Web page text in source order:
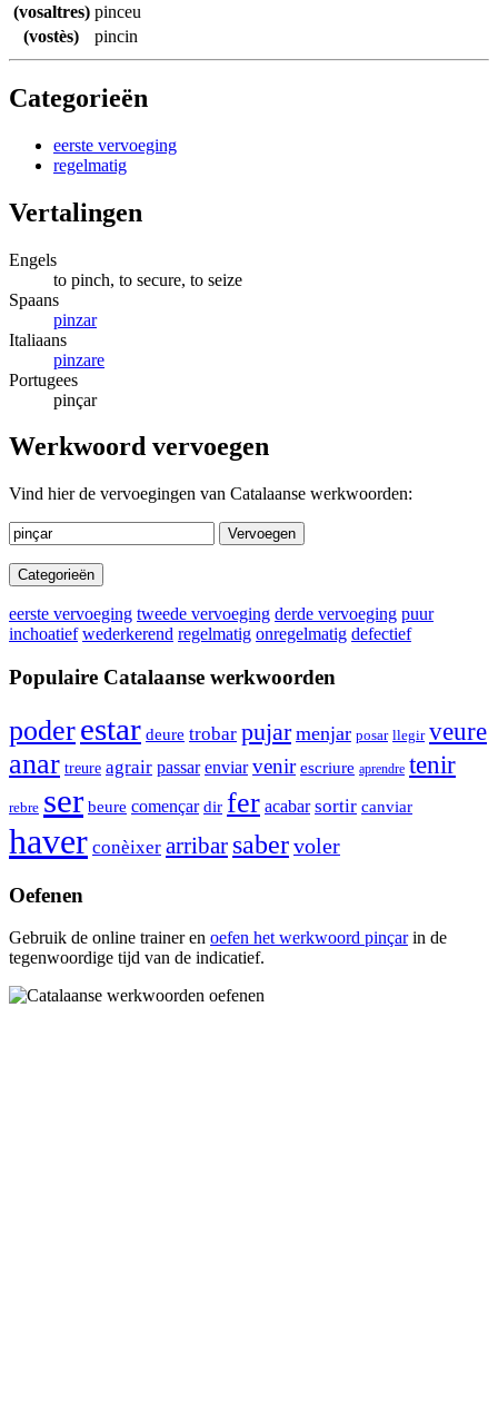
(vosaltres) pinceu
(vostès)
pincin
Categorieën
eerste vervoeging
regelmatig
Vertalingen
Engels
to pinch, to secure, to seize
Spaans
pinzar
Italiaans
pinzare
Portugees
pinçar
Werkwoord vervoegen
Vind hier de vervoegingen van Catalaanse werkwoorden:
Vervoegen
Categorieën
eerste vervoeging tweede vervoeging derde vervoeging puur
inchoatief wederkerend regelmatig onregelmatig defectief
Populaire Catalaanse werkwoorden
poderestar deure trobar pujar menjar posar llegir veure
anar treure agrair passar enviar venir escriure aprendre tenir
rebre ser beure començar dir fer acabar sortir canviar
haver conèixer arribar sabervoler
Oefenen
Gebruik de online trainer en oefen het werkwoord pinçarin de
tegenwoordige tijd van de indicatief.